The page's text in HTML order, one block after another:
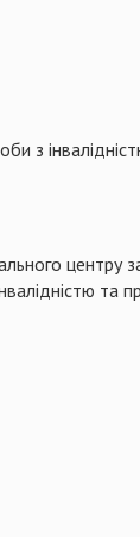
з
центру